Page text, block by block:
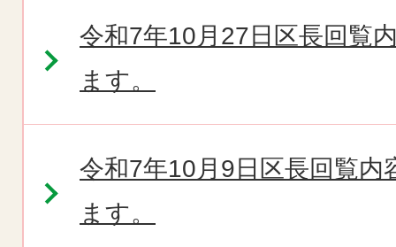
令和7年10月27日区長回覧
ます。
令和7年10月9日区長回覧
ます。